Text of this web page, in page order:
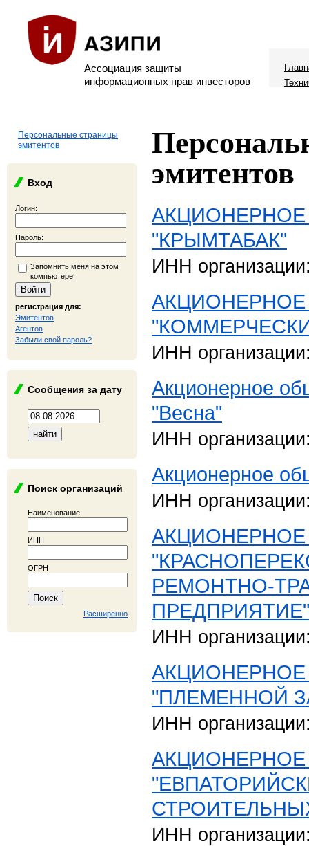
Ассоциация защиты
информационных прав инвесторов
Персональные страницы
эмитентов
Вход
Логин:
Пароль:
Запомнить меня на этом
компьютере
регистрация для:
Эмитентов
Агентов
Забыли свой пароль?
Сообщения за дату
Поиск организаций
Наименование
ИНН
ОГРН
Расширенно
эмитентов
"КРЫМТАБАК"
ИНН
ИНН
Акционерное
"Весна"
ИНН
Акционерное
ИНН
РЕМОНТНО-
ПРЕДПРИЯТИЕ"
ИНН
"ПЛЕМЕННОЙ
ИНН
ИНН